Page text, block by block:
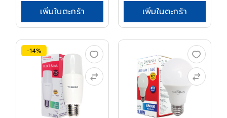
เพิ่มในตะกร้า เพิ่มในตะกร้า
-14%